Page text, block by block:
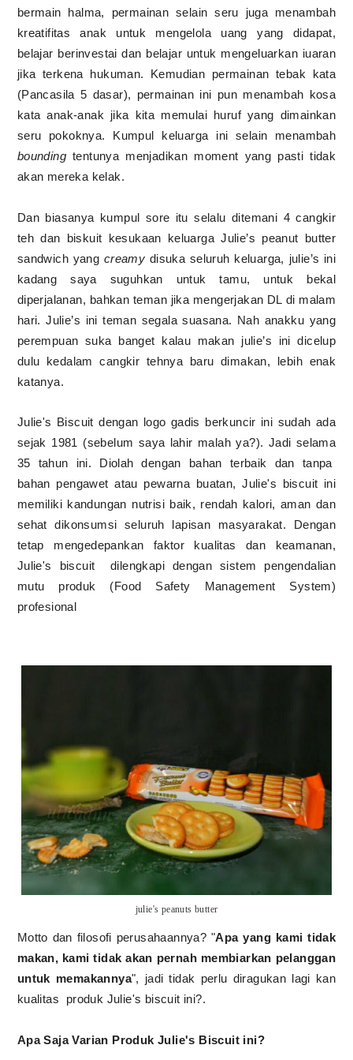
bermain halma, permainan selain seru juga menambah
kreatifitas anak untuk mengelola uang yang didapat,
belajar berinvestai dan belajar untuk mengeluarkan iuaran
jika terkena hukuman. Kemudian permainan tebak kata
(Pancasila 5 dasar), permainan ini pun menambah kosa
kata anak-anak jika kita memulai huruf yang dimainkan
seru pokoknya. Kumpul keluarga ini selain menambah
bounding tentunya menjadikan moment yang pasti tidak
akan mereka kelak.
Dan biasanya kumpul sore itu selalu ditemani 4 cangkir
teh dan biskuit kesukaan keluarga Julie’s peanut butter
sandwich yang creamy disuka seluruh keluarga, julie’s ini
kadang saya suguhkan untuk tamu, untuk bekal
diperjalanan, bahkan teman jika mengerjakan DL di malam
hari. Julie’s ini teman segala suasana. Nah anakku yang
perempuan suka banget kalau makan julie’s ini dicelup
dulu kedalam cangkir tehnya baru dimakan, lebih enak
katanya.
Julie's Biscuit dengan logo gadis berkuncir ini sudah ada
sejak 1981 (sebelum saya lahir malah ya?). Jadi selama
35 tahun ini. Diolah dengan bahan terbaik dan tanpa
bahan pengawet atau pewarna buatan, Julie's biscuit ini
memiliki kandungan nutrisi baik, rendah kalori, aman dan
sehat dikonsumsi seluruh lapisan masyarakat. Dengan
tetap mengedepankan faktor kualitas dan keamanan,
Julie's biscuit dilengkapi dengan sistem pengendalian
mutu produk (Food Safety Management System)
profesional
julie's peanuts butter
Motto dan filosofi perusahaannya? "Apa yang kami tidak
makan, kami tidak akan pernah membiarkan pelanggan
untuk memakannya", jadi tidak perlu diragukan lagi kan
kualitas produk Julie's biscuit ini?.
Apa Saja Varian Produk Julie's Biscuit ini?